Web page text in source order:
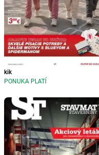
kik
PONUKA PLATÍ